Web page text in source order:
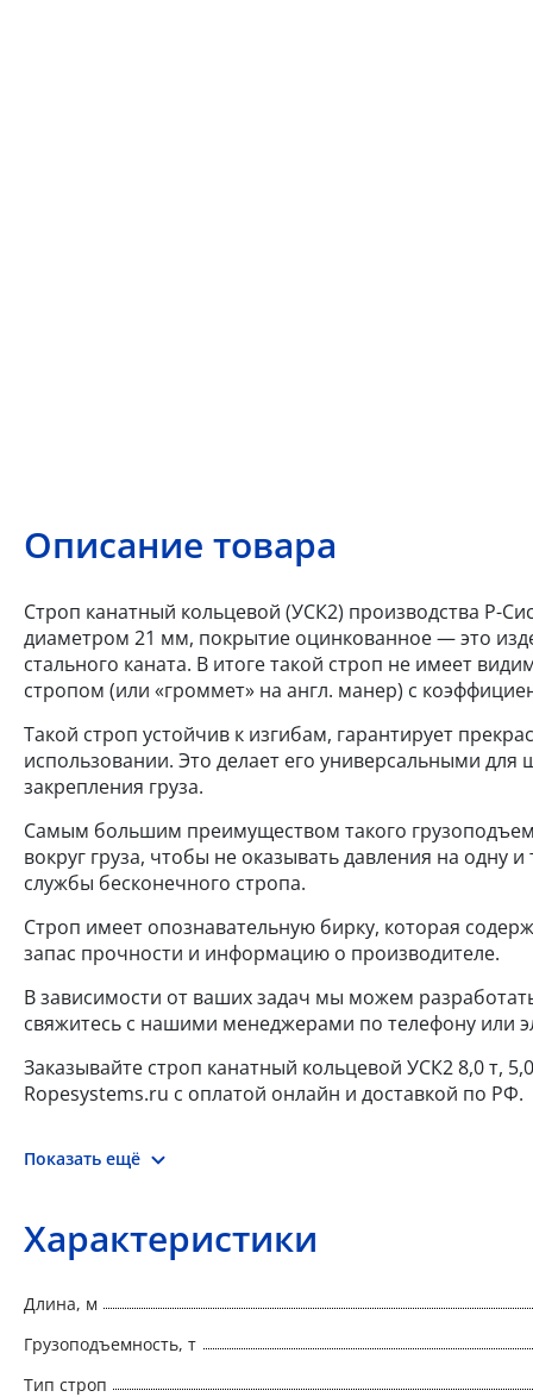
Описание товара
Строп канатный кольцевой (УСК2) производства Р-
диаметром 21 мм, покрытие оцинкованное — это
стального каната. В итоге такой строп не имеет
стропом (или «громмет» на англ. манер) с
Такой строп устойчив к изгибам, гарантирует
использовании. Это делает его универсальными
закрепления груза.
Самым большим преимуществом такого
вокруг груза, чтобы не оказывать давления на одну
службы бесконечного стропа.
Строп имеет опознавательную бирку, которая
запас прочности и информацию о производителе.
В зависимости от ваших задач мы можем
свяжитесь с нашими менеджерами по телефону или
Заказывайте строп канатный кольцевой УСК2 8,0 т,
Ropesystems.ru с оплатой онлайн и доставкой по РФ.
Показать ещё
Характеристики
Длина, м
Грузоподъемность, т
Тип строп